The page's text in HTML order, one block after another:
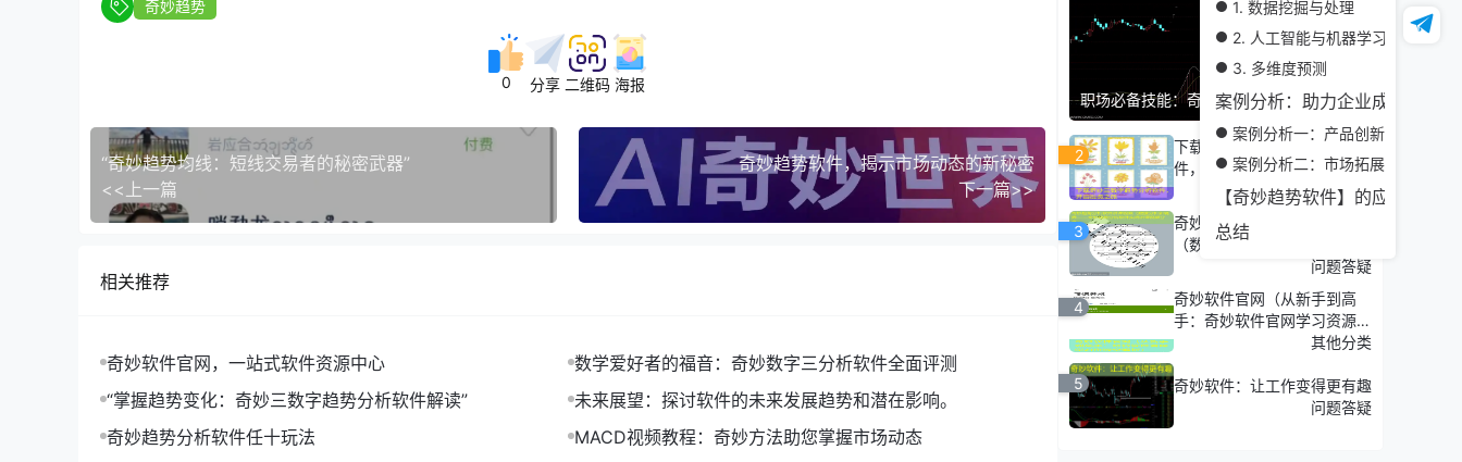
1. 数据挖掘与处理
2. 人工智能与机器学习
3. 多维度预测
案例分析：助力企业成功转型
案例分析一：产品创新
案例分析二：市场拓展
【奇妙趋势软件】的应用前景
总结
奇妙趋势
0 分享 二维码 海报
“奇妙趋势均线：短线交易者的秘密武器”
<<上一篇
奇妙趋势软件，揭示市场动态的新秘密
下一篇>>
相关推荐
奇妙软件官网，一站式软件资源中心
数学爱好者的福音：奇妙数字三分析软件全面评测
“掌握趋势变化：奇妙三数字趋势分析软件解读”
未来展望：探讨软件的未来发展趋势和潜在影响。
奇妙趋势分析软件任十玩法
MACD视频教程：奇妙方法助您掌握市场动态
职场必备技能：奇妙软件实战操作手册
2
下载奇妙三数字趋势分析软
件，开启投资之旅
热门专题
3
奇妙趋势分析软件讲课视频
（数据分析新境界——奇妙趋
势分析软件实战讲课视频分
享）
问题答疑
4
奇妙软件官网（从新手到高
手：奇妙软件官网学习资源全
其他分类
5
奇妙软件：让工作变得更有趣
问题答疑